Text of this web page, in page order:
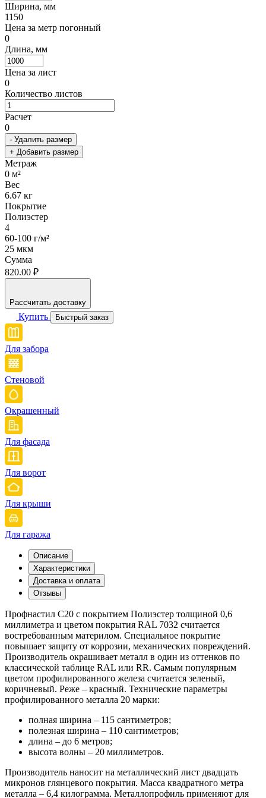
Ширина, мм
1150
Цена за метр погонный
0
Длина, мм
Цена за лист
0
Количество листов
Расчет
0
- Удалить размер
+ Добавить размер
Метраж
0 м²
Вес
6.67 кг
Покрытие
Полиэстер
4
60-100 г/м²
25 мкм
Сумма
820.00 ₽
Рассчитать доставку
Купить Быстрый заказ
Для забора
Стеновой
Окрашенный
Для фасада
Для ворот
Для крыши
Для гаража
Описание
Характеристики
Доставка и оплата
Отзывы
Профнастил С20 с покрытием Полиэстер толщиной 0,6
миллиметра и цветом покрытия RAL 7032 считается
востребованным материлом. Специальное покрытие
повышает защиту от коррозии, механических повреждений.
Производитель окрашивает металл в один из оттенков по
классической таблице RAL или RR. Самым популярным
цветом профилированного железа считается зеленый,
коричневый. Реже – красный. Технические параметры
профилированного металла 20 марки:
полная ширина – 115 сантиметров;
полезная ширина – 110 сантиметров;
длина – до 6 метров;
высота волны – 20 миллиметров.
Производитель наносит на металлический лист двадцать
микронов глянцевого покрытия. Масса квадратного метра
металла – 6,4 килограмма. Металлопрофиль применяют для